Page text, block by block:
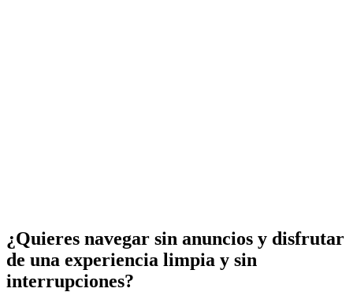
¿Quieres navegar sin anuncios y disfrutar
de una experiencia limpia y sin
interrupciones?